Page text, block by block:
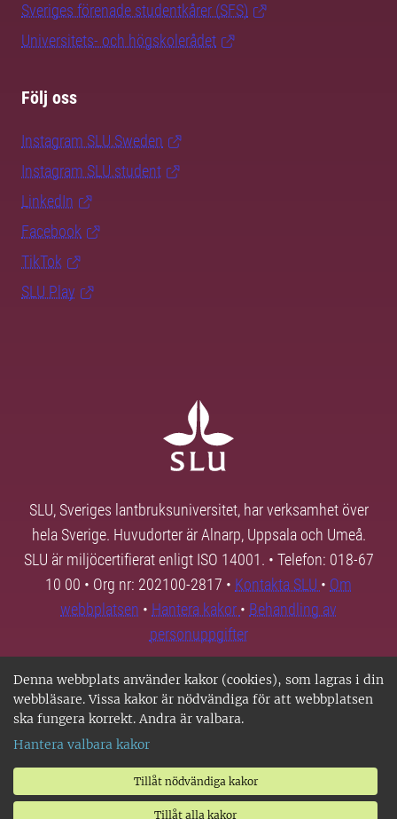
Denna webbplats använder kakor (cookies), som lagras i din
webbläsare. Vissa kakor är nödvändiga för att webbplatsen
ska fungera korrekt. Andra är valbara.
Hantera valbara kakor
Tillåt nödvändiga kakor
Tillåt alla kakor
Sveriges förenade studentkårer (SFS)
Universitets- och högskolerådet
Följ oss
Instagram SLU.Sweden
Instagram SLU.student
LinkedIn
Facebook
TikTok
SLU Play
SLU, Sveriges lantbruksuniversitet, har verksamhet över
hela Sverige. Huvudorter är Alnarp, Uppsala och Umeå.
SLU är miljöcertifierat enligt ISO 14001. • Telefon: 018-67
10 00 • Org nr: 202100-2817 • Kontakta SLU • Om
webbplatsen • Hantera kakor • Behandling av
personuppgifter